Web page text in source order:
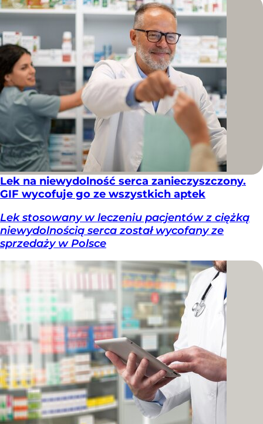
Lek na niewydolność serca zanieczyszczony.
GIF wycofuje go ze wszystkich aptek
Lek stosowany w leczeniu pacjentów z ciężką
niewydolnością serca został wycofany ze
sprzedaży w Polsce